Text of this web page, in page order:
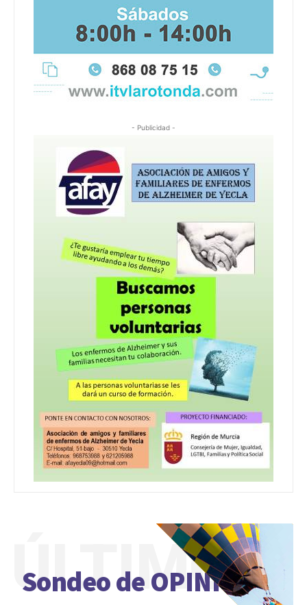
- Publicidad -
Sondeo de OPINIÓN
ÚLTIMO